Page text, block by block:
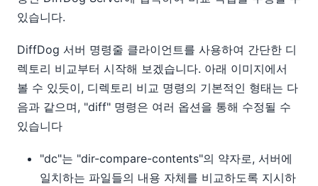
있습니다.
DiffDog 서버 명령줄 클라이언트를 사용하여 간단한 디
렉토리 비교부터 시작해 보겠습니다. 아래 이미지에서
볼 수 있듯이, 디렉토리 비교 명령의 기본적인 형태는 다
음과 같으며, "diff" 명령은 여러 옵션을 통해 수정될 수
있습니다
"dc"는 "dir-compare-contents"의 약자로, 서버에
일치하는 파일들의 내용 자체를 비교하도록 지시하